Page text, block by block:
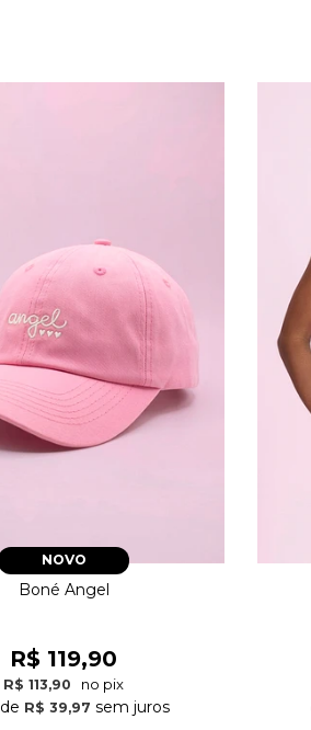
NOVO
Boné Angel
R$ 119,90
R$ 113,90 no pix
de R$ 39,97 sem juros